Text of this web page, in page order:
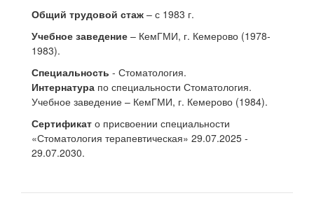
Общий трудовой стаж – с 1983 г.
Учебное заведение – КемГМИ, г. Кемерово (1978-
1983).
Специальность - Стоматология.
Интернатура по специальности Стоматология.
Учебное заведение – КемГМИ, г. Кемерово (1984).
Сертификат о присвоении специальности
«Стоматология терапевтическая» 29.07.2025 -
29.07.2030.